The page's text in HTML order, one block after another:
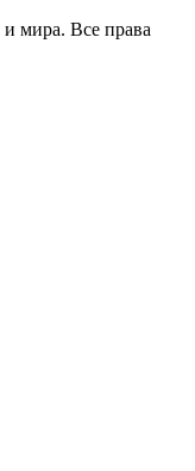
мира. Все права